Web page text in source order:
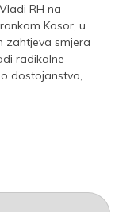
RH na
Kosor, u
zahtjeva smjera
radikalne
dostojanstvo,